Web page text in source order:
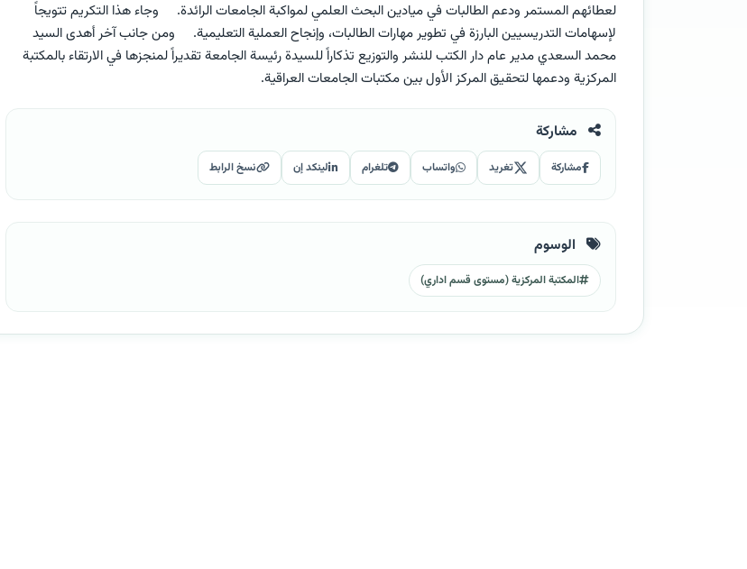
لعطائهم المستمر ودعم الطالبات في ميادين البحث العلمي لمواكبة الجامعات الرائدة. وجاء هذا التكريم تتويجاً
لإسهامات التدريسيين البارزة في تطوير مهارات الطالبات، وإنجاح العملية التعليمية. ومن جانب آخر أهدى السيد
محمد السعدي مدير عام دار الكتب للنشر والتوزيع تذكاراً للسيدة رئيسة الجامعة تقديراً لمنجزها في الارتقاء بالمكتبة
المركزية ودعمها لتحقيق المركز الأول بين مكتبات الجامعات العراقية.
مشاركة
مشاركة تغريد واتساب تلغرام لينكد إن نسخ الرابط
الوسوم
المكتبة المركزية (مستوى قسم اداري)